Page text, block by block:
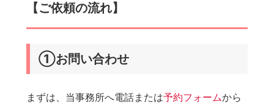
【ご依頼の流れ】
①お問い合わせ
まずは、当事務所へ電話または予約フォームから